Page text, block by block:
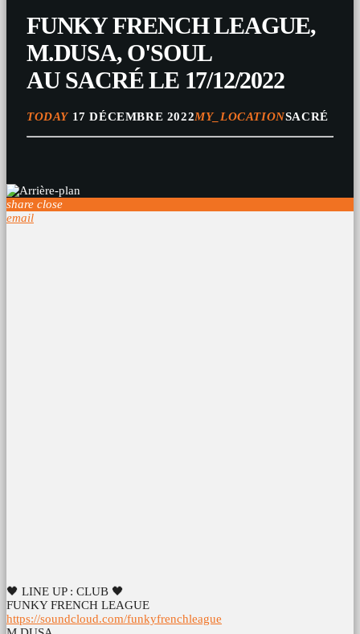
FUNKY FRENCH LEAGUE,
M.DUSA, O'SOUL
AU SACRÉ LE 17/12/2022
TODAY17 DÉCEMBRE 2022MY_LOCATIONSACRÉ
share close
email
🖤 LINE UP : CLUB 🖤
FUNKY FRENCH LEAGUE
https://soundcloud.com/funkyfrenchleague